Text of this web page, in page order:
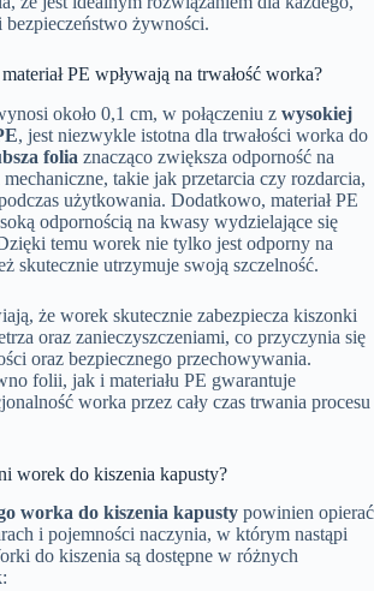
żywności.
PE wpływają na trwałość worka?
około 0,1 cm, w połączeniu z wysokiej
, jest niezwykle istotna dla trwałości worka do
folia znacząco zwiększa odporność na
takie jak przetarcia czy rozdarcia,
użytkowania. Dodatkowo, materiał PE
odpornością na kwasy wydzielające się
temu worek nie tylko jest odporny na
skutecznie utrzymuje swoją szczelność.
że worek skutecznie zabezpiecza kiszonki
oraz zanieczyszczeniami, co przyczynia się
oraz bezpiecznego przechowywania.
folii, jak i materiału PE gwarantuje
worka przez cały czas trwania procesu
worek do kiszenia kapusty?
worka do kiszenia kapusty powinien opierać
i pojemności naczynia, w którym nastąpi
do kiszenia są dostępne w różnych